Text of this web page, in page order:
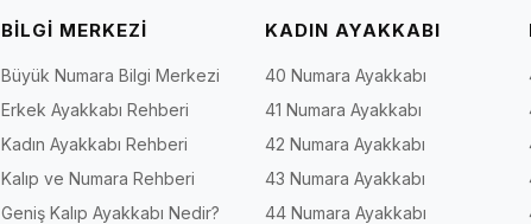
BİLGİ MERKEZİ
Büyük Numara Bilgi Merkezi
Erkek Ayakkabı Rehberi
Kadın Ayakkabı Rehberi
Kalıp ve Numara Rehberi
Geniş Kalıp Ayakkabı Nedir?
KADIN AYAKKABI
40 Numara Ayakkabı
41 Numara Ayakkabı
42 Numara Ayakkabı
43 Numara Ayakkabı
44 Numara Ayakkabı